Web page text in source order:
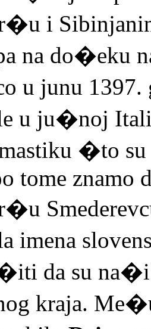
i Sibinjanin
na do�eku
u junu
u ju�noj
�to
tome znamo
imena
da su na�i
kraja.